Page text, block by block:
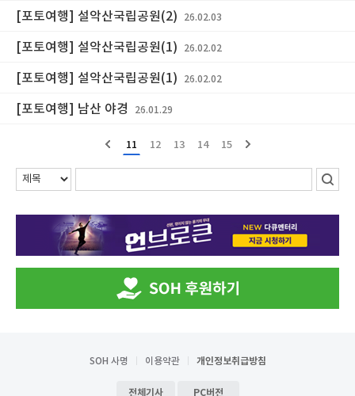
[포토여행] 설악산국립공원(2) 26.02.03
[포토여행] 설악산국립공원(1) 26.02.02
[포토여행] 설악산국립공원(1) 26.02.02
[포토여행] 남산 야경 26.01.29
11 12 13 14 15
SOH 사명 이용약관 개인정보취급방침
전체기사 PC버전